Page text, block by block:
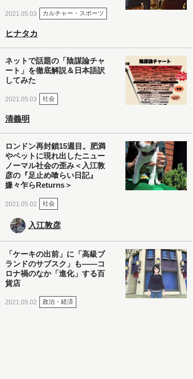
2021.05.03 カルチャー・スポーツ
ヒナタカ
ネットで話題の「陰謀論チャ
ート」を徹底解説＆日本語訳
してみた
2021.05.03 社会
清義明
ロンドン再封鎖15週目。肥満
やペットに現れ出したニュー
ノーマル社会の歪み＜入江敦
彦の『足止め喰らい日記』
嫌々乍らReturns＞
2021.05.02 社会
入江敦彦
「ケーキの出前」に「高級ブ
ランドのサブスク」も――コ
ロナ禍のなか「進化」する百
貨店
2021.05.02 政治・経済